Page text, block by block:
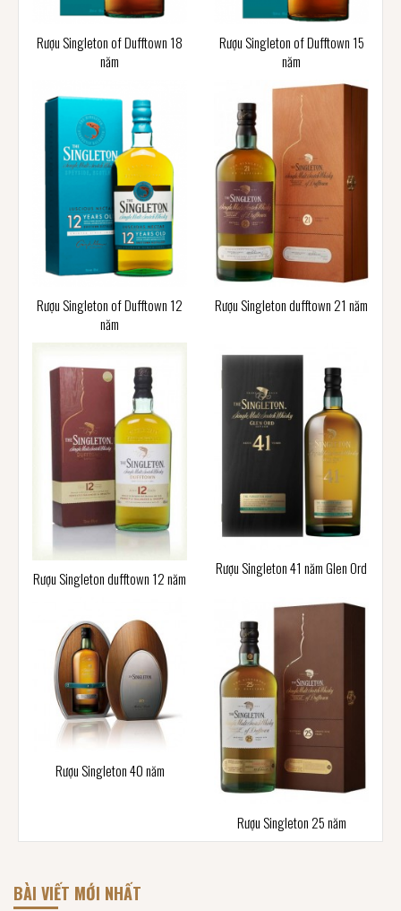
Rượu Singleton of Dufftown 18
năm
Rượu Singleton of Dufftown 15
năm
Rượu Singleton of Dufftown 12
năm
Rượu Singleton dufftown 21 năm
Rượu Singleton dufftown 12 năm
Rượu Singleton 41 năm Glen Ord
Rượu Singleton 40 năm
Rượu Singleton 25 năm
BÀI VIẾT MỚI NHẤT